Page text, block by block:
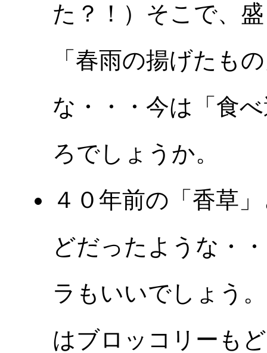
た？！）そこで、
「春雨の揚げたも
な・・・今は「食
ろでしょうか。
４０年前の「香草
どだったような・
ラもいいでしょう
はブロッコリーも